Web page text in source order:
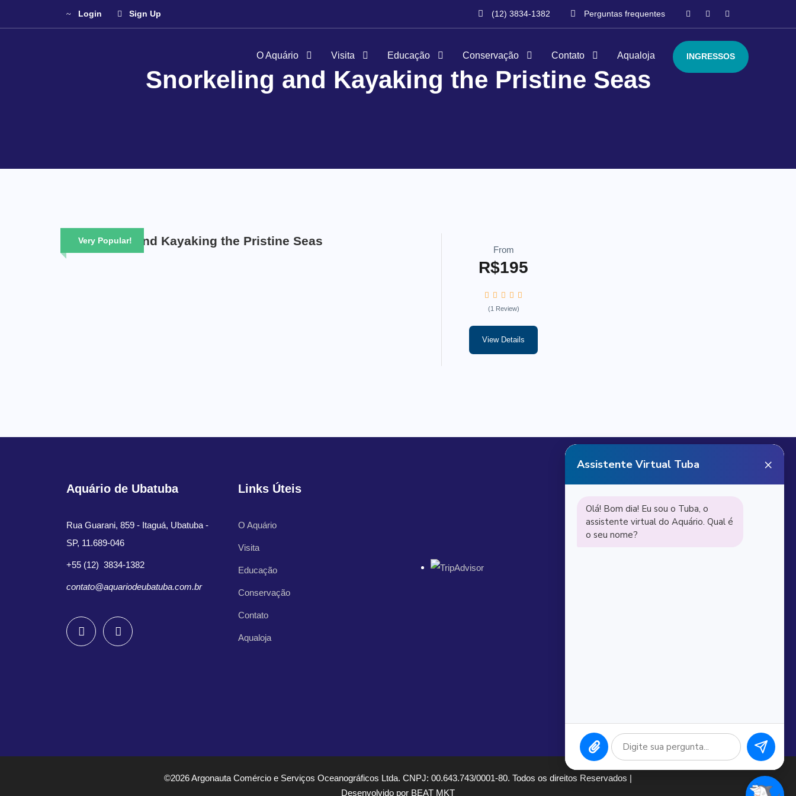
Login Sign Up (12) 3834-1382 Perguntas frequentes
O Aquário Visita Educação Conservação Contato Aqualoja INGRESSOS
Snorkeling and Kayaking the Pristine Seas
Very Popular!
Snorkeling and Kayaking the Pristine Seas
From
R$195
(1 Review)
View Details
Aquário de Ubatuba
Rua Guarani, 859 - Itaguá, Ubatuba -
SP, 11.689-046
+55 (12) 3834-1382
contato@aquariodeubatuba.com.br
Links Úteis
O Aquário
Visita
Educação
Conservação
Contato
Aqualoja
Receba notícias do
Aquário
©2026 Argonauta Comércio e Serviços Oceanográficos Ltda. CNPJ: 00.643.743/0001-80. Todos os direitos Reservados |
Desenvolvido por BEAT MKT